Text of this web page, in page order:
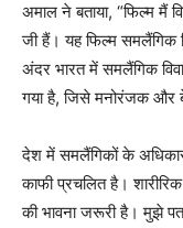
अमाल ने बताया, “फिल्म
जी हैं। यह फिल्म समलैंगिक
अंदर भारत में समलैंगिक
गया है, जिसे मनोरंजक और
देश में समलैंगिकों के
काफी प्रचलित है।
की भावना जरूरी है। मुझे